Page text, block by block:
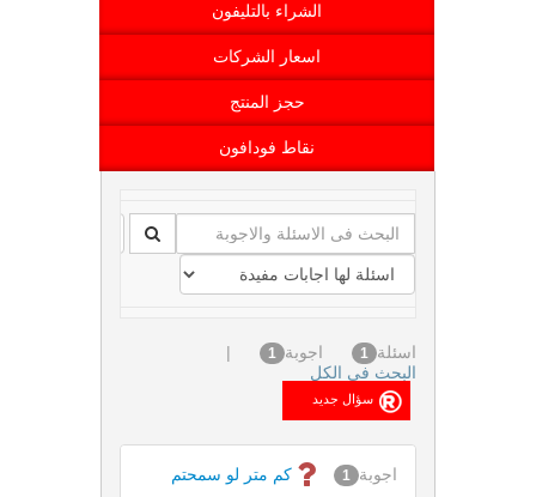
الشراء بالتليفون
اسعار الشركات
حجز المنتج
نقاط فودافون
اسئلة 1 اجوبة 1
|
البحث فى الكل
كم متر لو سمحتم اجوبة 1